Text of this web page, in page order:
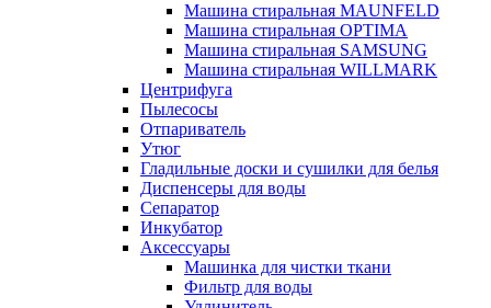
Машина стиральная MAUNFELD
Машина стиральная OPTIMA
Машина стиральная SAMSUNG
Машина стиральная WILLMARK
Центрифуга
Пылесосы
Отпариватель
Утюг
Гладильные доски и сушилки для белья
Диспенсеры для воды
Сепаратор
Инкубатор
Аксессуары
Машинка для чистки ткани
Фильтр для воды